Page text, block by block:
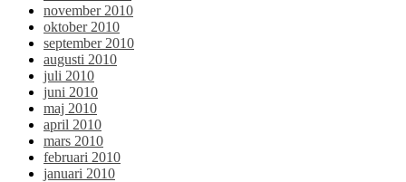
november 2010
oktober 2010
september 2010
augusti 2010
juli 2010
juni 2010
maj 2010
april 2010
mars 2010
februari 2010
januari 2010